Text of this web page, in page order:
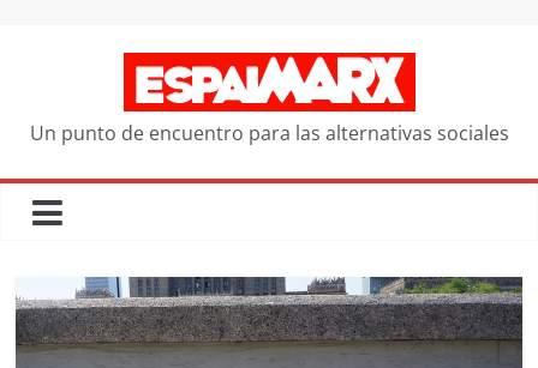
Un punto de encuentro para las alternativas sociales